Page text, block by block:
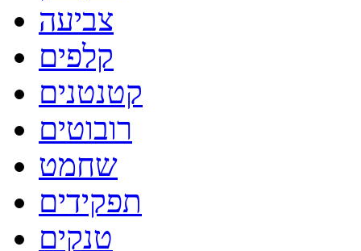
צביעה
קלפים
קטנטנים
רובוטים
שחמט
תפקידים
טנקים